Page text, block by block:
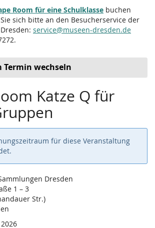
Room für eine Schulklasse buchen
sich bitte an den Besucherservice der
service@museen-dresden.de
Termin wechseln
Katze Q für
für diese Veranstaltung
Dresden
1 – 3
Str.)